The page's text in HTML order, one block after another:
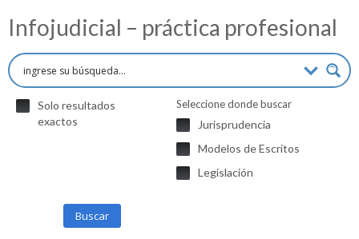
Infojudicial – práctica profesional
Solo resultados
exactos
Seleccione donde buscar
Jurisprudencia
Modelos de Escritos
Legislación
Buscar